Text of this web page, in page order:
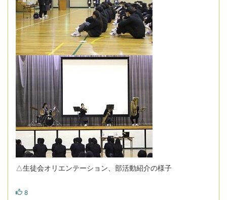
△生徒会オリエンテーション、部活動紹介の様子
8